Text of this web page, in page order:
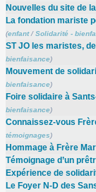
Nouvelles du site de la
La fondation mariste
(enfant/Solidarité -
ST JO les maristes,
bienfaisance)
Mouvement de
bienfaisance)
Foire solidaire à
bienfaisance)
Connaissez-vous
témoignages)
Hommage à Frère
Témoignage d’un
Expérience de
Le Foyer N-D des